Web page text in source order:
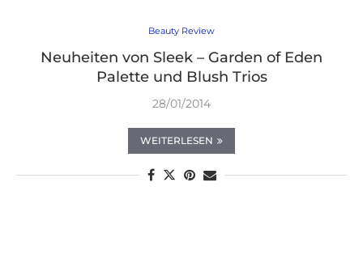
Beauty Review
Neuheiten von Sleek – Garden of Eden
Palette und Blush Trios
28/01/2014
WEITERLESEN